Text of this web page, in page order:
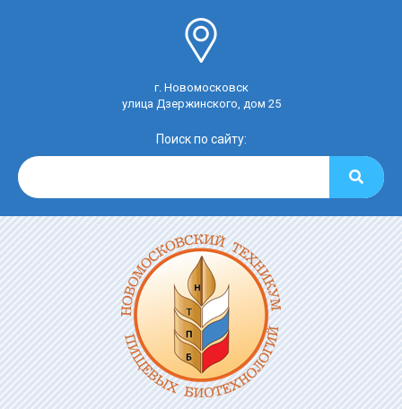
г. Новомосковск
улица Дзержинского, дом 25
Поиск по сайту: